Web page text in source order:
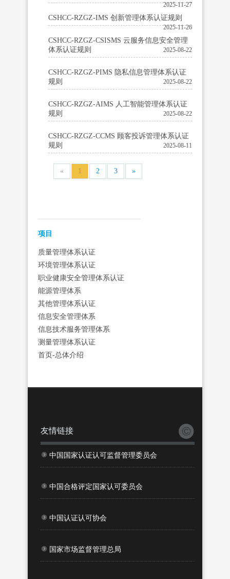
2025-11-27
CSHCC-RZGZ-IMS 创新管理体系认证规则
2025-11-26
CSHCC-RZGZ-CSISMS 云服务信息安全管理
体系认证规则
2025-08-22
CSHCC-RZGZ-PIMS 隐私信息管理体系认证
规则
2025-08-22
CSHCC-RZGZ-AIMS 人工智能管理体系认证
规则
2025-08-22
CSHCC-RZGZ-CCMS 顾客投诉管理体系认证
规则
2025-08-11
« 1 2 3 »
‍‍项目
质量管理体系认证
环境管理体系认证
职业健康安全管理体系认证
能源管理体系
其他管理体系认证
信息安全管理体系
信息技术服务管理体系
测量管理体系认证
首页-总体介绍
友情链接
中国国家认证认可监督管理委员会
中国合格评定国家认可委员会
中国认证认可协会
国家市场监督管理总局